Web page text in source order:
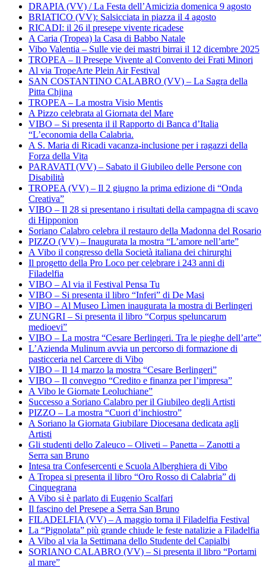
DRAPIA (VV) / La Festa dell’Amicizia domenica 9 agosto
BRIATICO (VV): Salsicciata in piazza il 4 agosto
RICADI: il 26 il presepe vivente ricadese
A Caria (Tropea) la Casa di Babbo Natale
Vibo Valentia – Sulle vie dei mastri birrai il 12 dicembre 2025
TROPEA – Il Presepe Vivente al Convento dei Frati Minori
Al via TropeArte Plein Air Festival
SAN COSTANTINO CALABRO (VV) – La Sagra della
Pitta Chjina
TROPEA – La mostra Visio Mentis
A Pizzo celebrata al Giornata del Mare
VIBO – Si presenta il il Rapporto di Banca d’Italia
“L’economia della Calabria.
A S. Maria di Ricadi vacanza-inclusione per i ragazzi della
Forza della Vita
PARAVATI (VV) – Sabato il Giubileo delle Persone con
Disabilità
TROPEA (VV) – Il 2 giugno la prima edizione di “Onda
Creativa”
VIBO – Il 28 si presentano i risultati della campagna di scavo
di Hipponion
Soriano Calabro celebra il restauro della Madonna del Rosario
PIZZO (VV) – Inaugurata la mostra “L’amore nell’arte”
A Vibo il congresso della Società italiana dei chirurghi
Il progetto della Pro Loco per celebrare i 243 anni di
Filadelfia
VIBO – Al via il Festival Pensa Tu
VIBO – Si presenta il libro “Inferi” di De Masi
VIBO – Al Museo Lìmen inaugurata la mostra di Berlingeri
ZUNGRI – Si presenta il libro “Corpus speluncarum
medioevi”
VIBO – La mostra “Cesare Berlingeri. Tra le pieghe dell’arte”
L’Azienda Mulinum avvia un percorso di formazione di
pasticceria nel Carcere di Vibo
VIBO – Il 14 marzo la mostra “Cesare Berlingeri”
VIBO – Il convegno “Credito e finanza per l’impresa”
A Vibo le Giornate Leoluchiane”
Successo a Soriano Calabro per il Giubileo degli Artisti
PIZZO – La mostra “Cuori d’inchiostro”
A Soriano la Giornata Giubilare Diocesana dedicata agli
Artisti
Gli studenti dello Zaleuco – Oliveti – Panetta – Zanotti a
Serra san Bruno
Intesa tra Confesercenti e Scuola Alberghiera di Vibo
A Tropea si presenta il libro “Oro Rosso di Calabria” di
Cinquegrana
A Vibo si è parlato di Eugenio Scalfari
Il fascino del Presepe a Serra San Bruno
FILADELFIA (VV) – A maggio torna il Filadelfia Festival
La “Pignolata” più grande chiude le feste natalizie a Filadelfia
A Vibo al via la Settimana dello Studente del Capialbi
SORIANO CALABRO (VV) – Si presenta il libro “Portami
al mare”